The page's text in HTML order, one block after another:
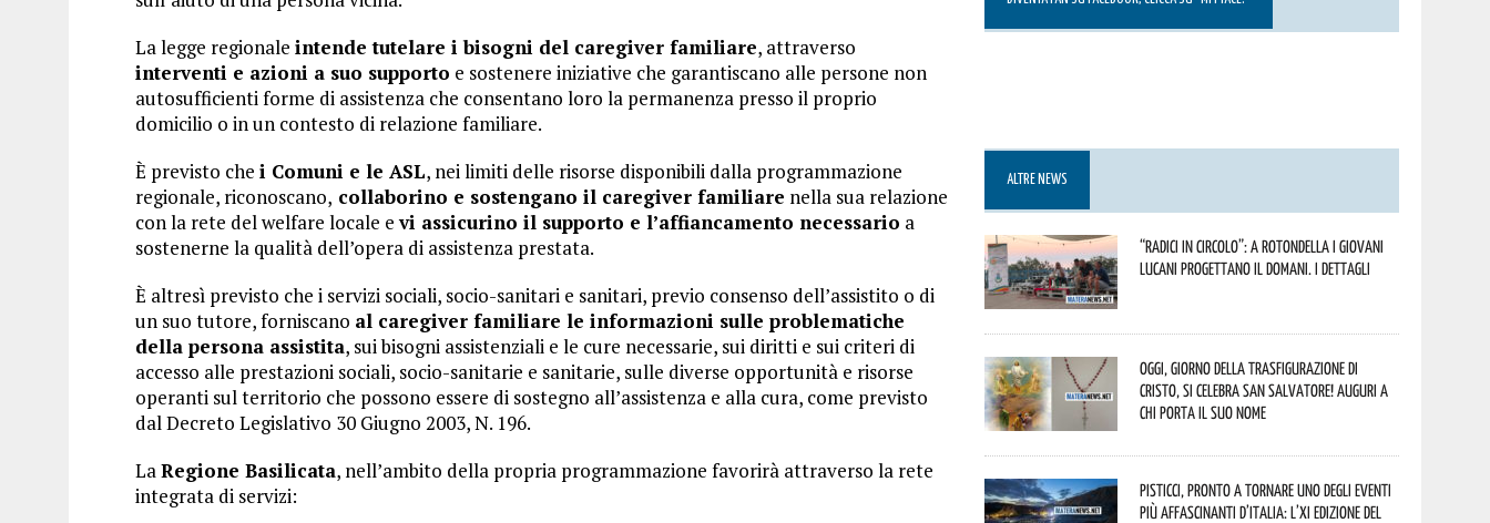
La legge regionale intende tutelare i bisogni del caregiver familiare, attraverso
interventi e azioni a suo supporto e sostenere iniziative che garantiscano alle persone non
autosufficienti forme di assistenza che consentano loro la permanenza presso il proprio
domicilio o in un contesto di relazione familiare.
È previsto che i Comuni e le ASL, nei limiti delle risorse disponibili dalla programmazione
regionale, riconoscano, collaborino e sostengano il caregiver familiare nella sua relazione
con la rete del welfare locale evi assicurino il supporto e l’affiancamento necessario a
sostenerne la qualità dell’opera di assistenza prestata.
È altresì previsto che i servizi sociali, socio-sanitari e sanitari, previo consenso dell’assistito o di
un suo tutore, forniscano al caregiver familiare le informazioni sulle problematiche
della persona assistita, sui bisogni assistenziali e le cure necessarie, sui diritti e sui criteri di
accesso alle prestazioni sociali, socio-sanitarie e sanitarie, sulle diverse opportunità e risorse
operanti sul territorio che possono essere di sostegno all’assistenza e alla cura, come previsto
dal Decreto Legislativo 30 Giugno 2003, N. 196.
LaRegione Basilicata, nell’ambito della propria programmazione favorirà attraverso la rete
integrata di servizi:
ALTRE NEWS
“Radici in Circolo”: a Rotondella i giovani
lucani progettano il domani. I dettagli
Oggi, giorno della Trasfigurazione di
Cristo, si celebra San Salvatore! Auguri a
chi porta il suo nome
Pisticci, pronto a tornare uno degli eventi
più affascinanti d’Italia: l’XI edizione del